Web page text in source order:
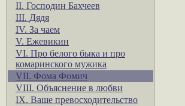
II. Господин Бахчеев
III. Дядя
IV. За чаем
V. Ежевикин
VI. Про белого быка и про
комаринского мужика
VII. Фома Фомич
VIII. Объяснение в любви
IX. Ваше превосходительство